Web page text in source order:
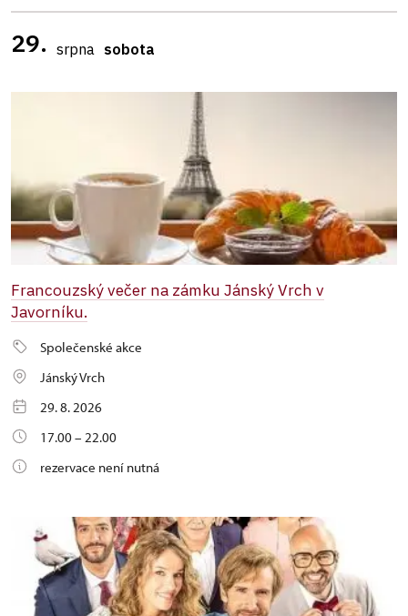
29. srpna sobota
Francouzský večer na zámku Jánský Vrch v
Javorníku.
Společenské akce
Jánský Vrch
29. 8. 2026
17.00 – 22.00
rezervace není nutná